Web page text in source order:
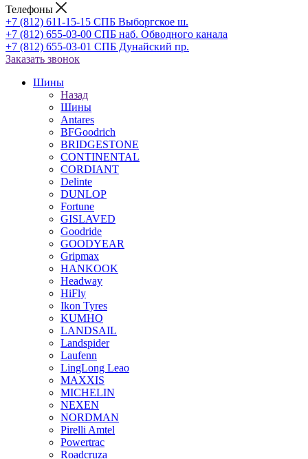
Телефоны
+7 (812) 611-15-15 СПБ Выборгское ш.
+7 (812) 655-03-00 СПБ наб. Обводного канала
+7 (812) 655-03-01 СПБ Дунайский пр.
Заказать звонок
Шины
Назад
Шины
Antares
BFGoodrich
BRIDGESTONE
CONTINENTAL
CORDIANT
Delinte
DUNLOP
Fortune
GISLAVED
Goodride
GOODYEAR
Gripmax
HANKOOK
Headway
HiFly
Ikon Tyres
KUMHO
LANDSAIL
Landspider
Laufenn
LingLong Leao
MAXXIS
MICHELIN
NEXEN
NORDMAN
Pirelli Amtel
Powertrac
Roadcruza